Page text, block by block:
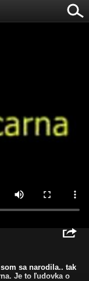
sa narodila.. tak
Je to ľudovka o